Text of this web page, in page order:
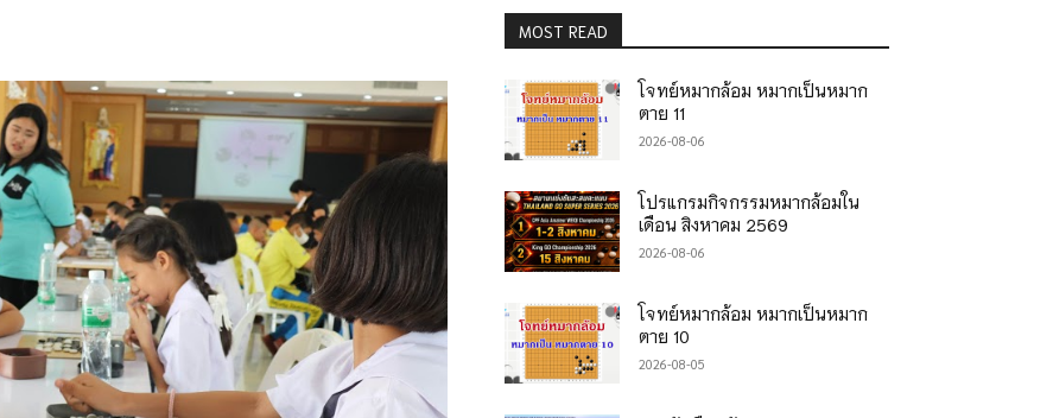
MOST READ
โจทย์หมากล้อม หมากเป็นหมาก
ตาย 11
2026-08-06
โปรแกรมกิจกรรมหมากล้อมใน
เดือน สิงหาคม 2569
2026-08-06
โจทย์หมากล้อม หมากเป็นหมาก
ตาย 10
2026-08-05